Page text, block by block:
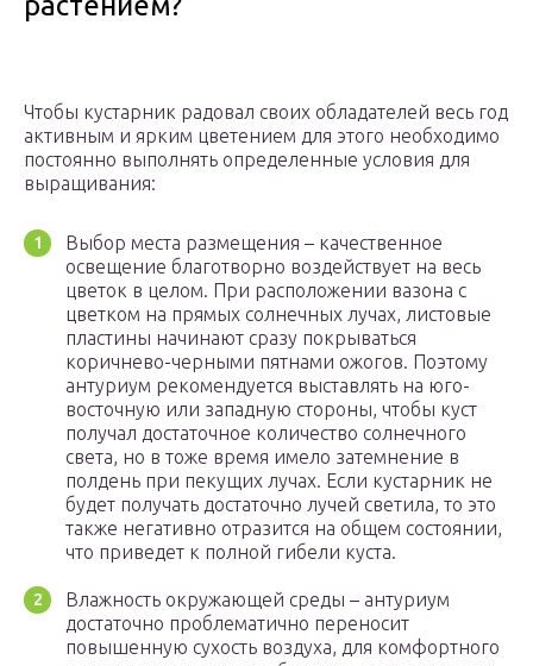
Чтобы кустарник радовал своих обладателей весь год
активным и ярким цветением для этого необходимо
постоянно выполнять определенные условия для
выращивания:
Выбор места размещения – качественное
освещение благотворно воздействует на весь
цветок в целом. При расположении вазона с
цветком на прямых солнечных лучах, листовые
пластины начинают сразу покрываться
коричнево-черными пятнами ожогов. Поэтому
антуриум рекомендуется выставлять на юго-
восточную или западную стороны, чтобы куст
получал достаточное количество солнечного
света, но в тоже время имело затемнение в
полдень при пекущих лучах. Если кустарник не
будет получать достаточно лучей светила, то это
также негативно отразится на общем состоянии,
что приведет к полной гибели куста.
Влажность окружающей среды – антуриум
достаточно проблематично переносит
повышенную сухость воздуха, для комфортного